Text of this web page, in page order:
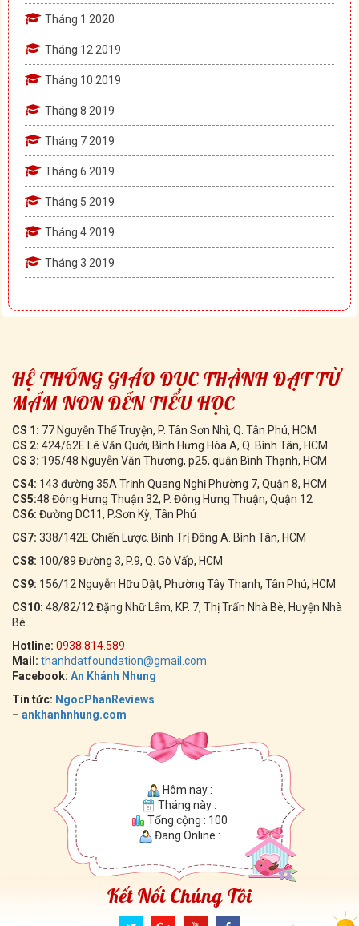
Tháng 1 2020
Tháng 12 2019
Tháng 10 2019
Tháng 8 2019
Tháng 7 2019
Tháng 6 2019
Tháng 5 2019
Tháng 4 2019
Tháng 3 2019
HỆ THỐNG GIÁO DỤC THÀNH ĐẠT TỪ
MẦM NON ĐẾN TIỂU HỌC
CS 1: 77 Nguyễn Thế Truyện, P. Tân Sơn Nhì, Q. Tân Phú, HCM
CS 2: 424/62E Lê Văn Quới, Bình Hưng Hòa A, Q. Bình Tân, HCM
CS 3: 195/48 Nguyễn Văn Thương, p25, quận Bình Thạnh, HCM
CS4: 143 đường 35A Trịnh Quang Nghị Phường 7, Quận 8, HCM
CS5:48 Đông Hưng Thuận 32, P. Đông Hưng Thuận, Quận 12
CS6: Đường DC11, P.Sơn Kỳ, Tân Phú
CS7: 338/142E Chiến Lược. Bình Trị Đông A. Bình Tân, HCM
CS8: 100/89 Đường 3, P.9, Q. Gò Vấp, HCM
CS9: 156/12 Nguyễn Hữu Dật, Phường Tây Thạnh, Tân Phú, HCM
CS10: 48/82/12 Đặng Nhữ Lâm, KP. 7, Thị Trấn Nhà Bè, Huyện Nhà
Bè
Hotline: 0938.814.589
Mail: thanhdatfoundation@gmail.com
Facebook: An Khánh Nhung
Tin tức: NgocPhanReviews
– ankhanhnhung.com
Hôm nay :
Tháng này :
Tổng cộng : 100
Đang Online :
Kết Nối Chúng Tôi